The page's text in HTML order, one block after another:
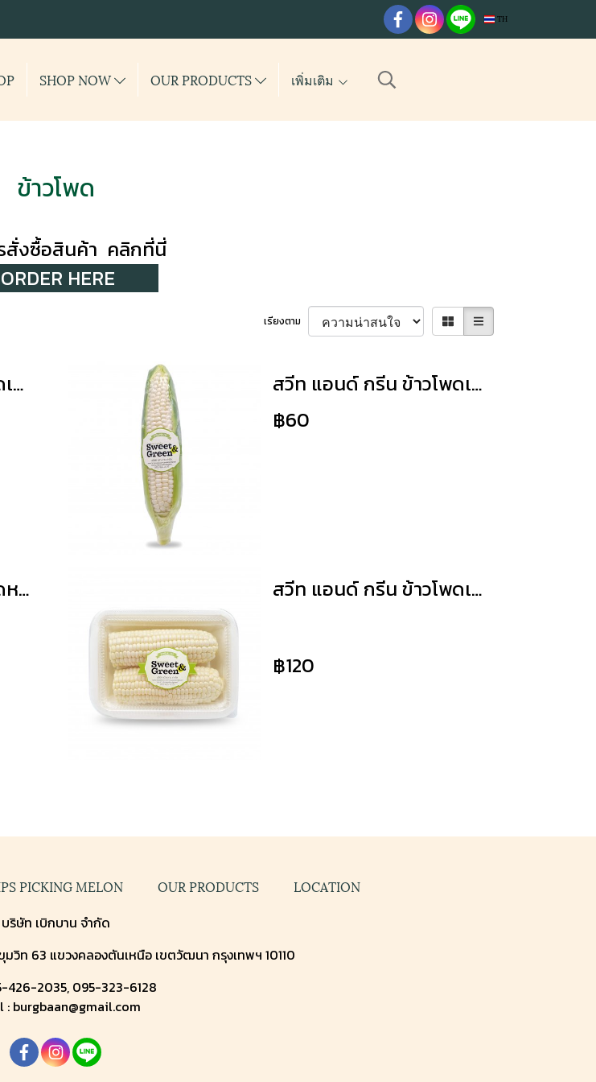
TH
SHOP NOW OUR PRODUCTS เพิ่มเติม
ข้าวโพด
สั่งซื้อสินค้า คลิกที่นี่
HERE
เรียงตาม
สวีท แอนด์ กรีน ข้าวโพดเพียวไวท์ตัดแต่ง แพ็ค 2 ฝัก
สวีท แอนด์ กรีน ข้าวโพดเพียวไวท์
฿60
สวีท แอนด์ กรีน ข้าวโพดหวานสองสี สวีท แอนด์ กรีน ข้าวโพดเพียวไวท์นึ่ง
฿120
PICKING MELON OUR PRODUCTS LOCATION
บริษัท เบิกบาน จำกัด
วิท 63 แขวงคลองตันเหนือ เขตวัฒนา กรุงเทพฯ 10110
426-2035, 095-323-6128
: burgbaan@gmail.com